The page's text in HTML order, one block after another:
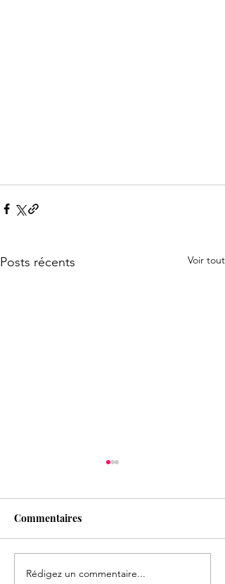
Posts récents Voir tout
Formation Entretien
Commentaires
Rédigez un commentaire...